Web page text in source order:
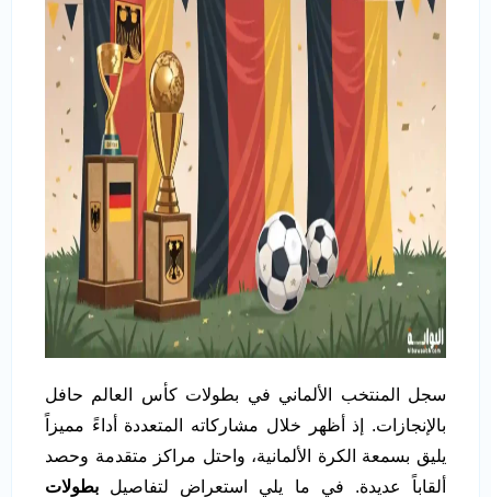
سجل المنتخب الألماني في بطولات كأس العالم حافل
بالإنجازات. إذ أظهر خلال مشاركاته المتعددة أداءً مميزاً
يليق بسمعة الكرة الألمانية، واحتل مراكز متقدمة وحصد
ألقاباً عديدة. في ما يلي استعراض لتفاصيل بطولات